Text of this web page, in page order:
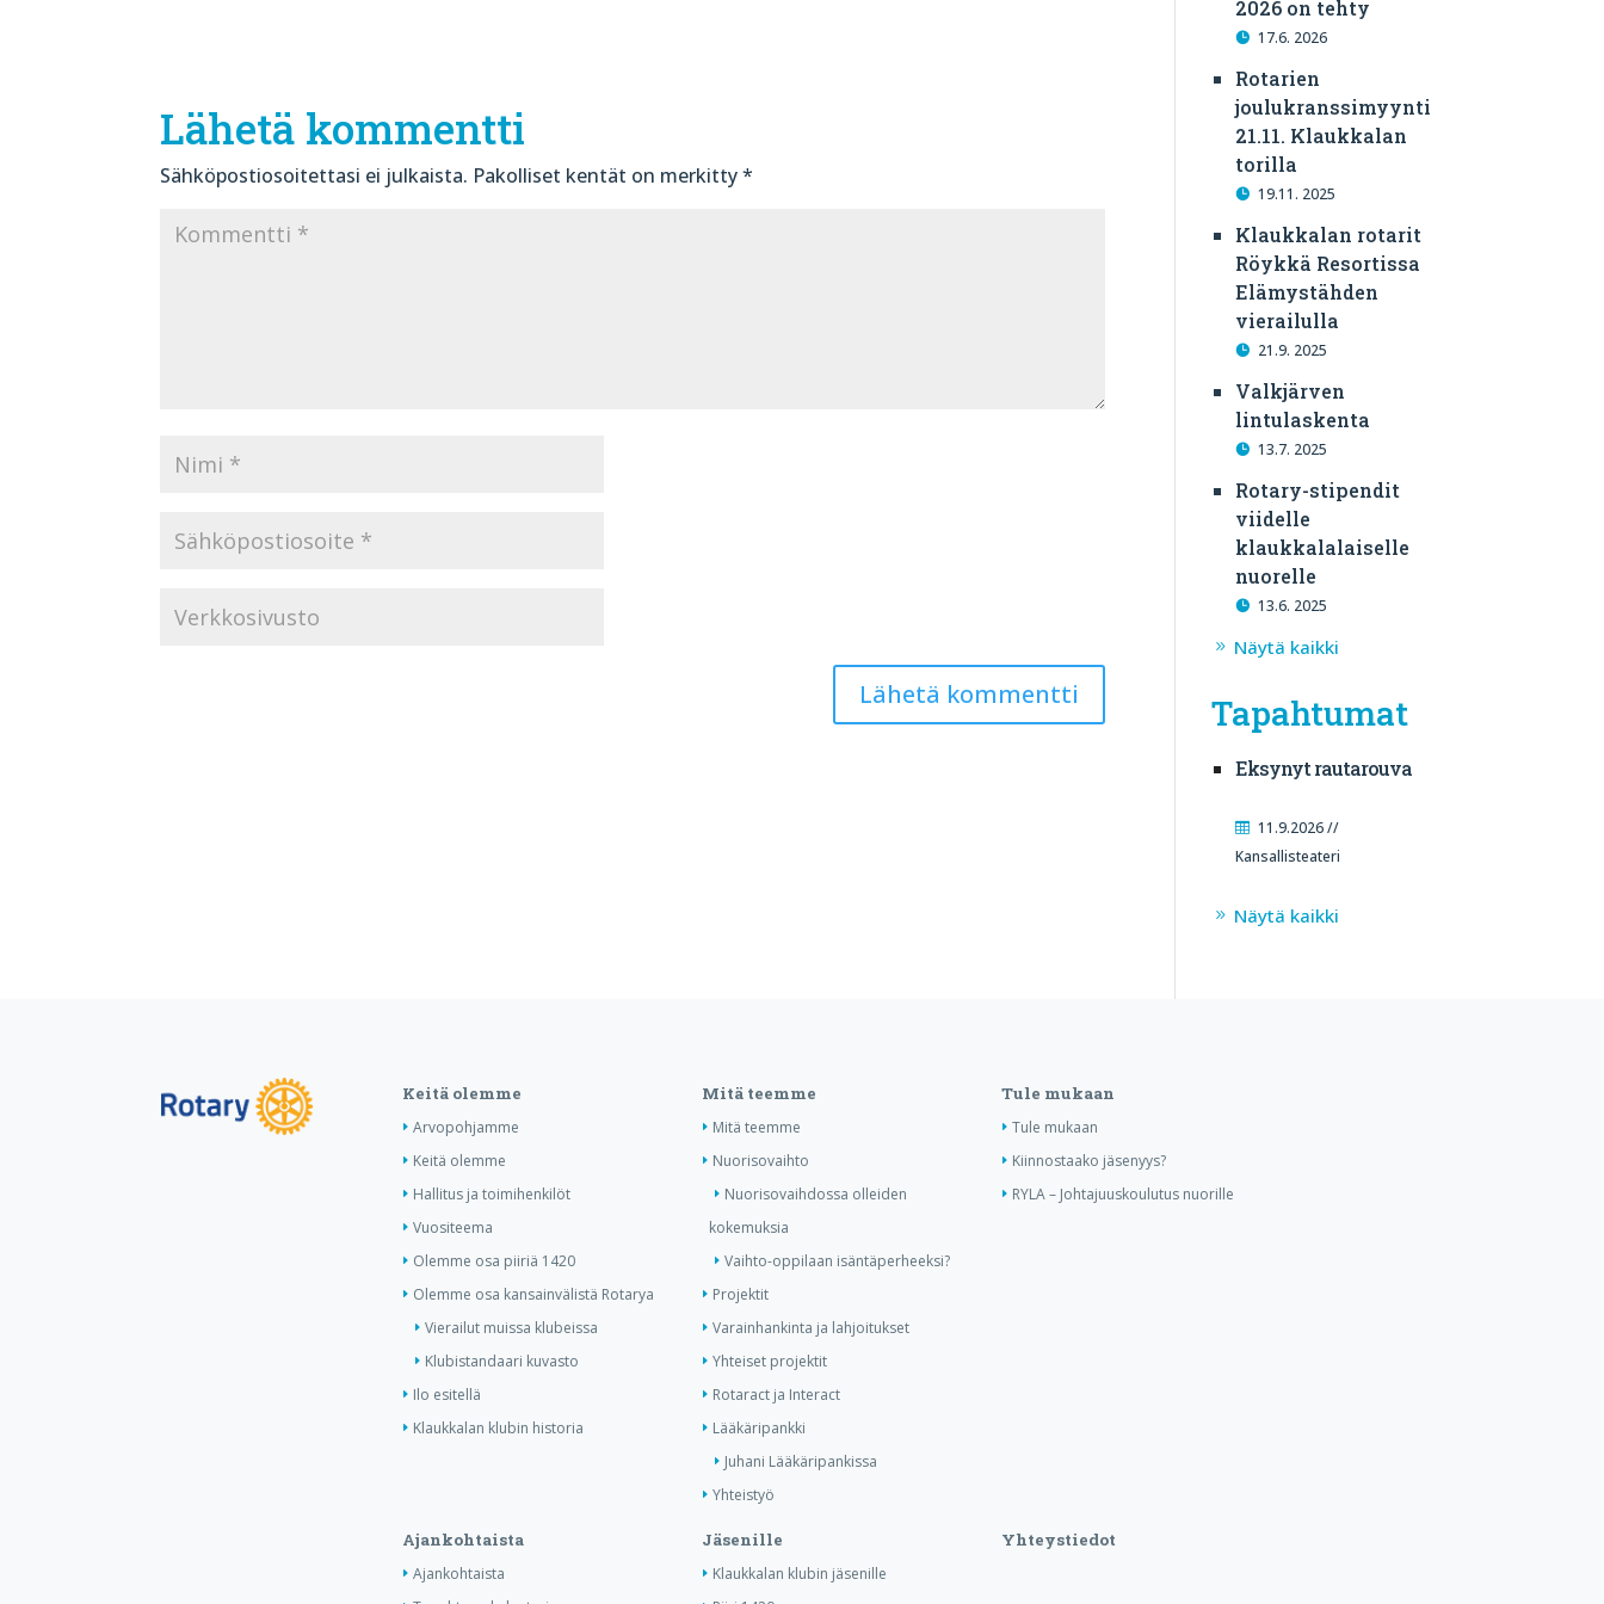
Lähetä kommentti
Sähköpostiosoitettasi ei julkaista. Pakolliset kentät on merkitty*
2026 on tehty
17.6. 2026
Rotarien
joulukranssimyynti
21.11. Klaukkalan
torilla
19.11. 2025
Klaukkalan rotarit
Röykkä Resortissa
Elämystähden
vierailulla
21.9. 2025
Valkjärven
lintulaskenta
13.7. 2025
Rotary-stipendit
viidelle
klaukkalalaiselle
nuorelle
13.6. 2025
Näytä kaikki
Tapahtumat
Eksynyt rautarouva
11.9.2026 //
Kansallisteateri
Näytä kaikki
Keitä olemme
Arvopohjamme
Keitä olemme
Hallitus ja toimihenkilöt
Vuositeema
Olemme osa piiriä 1420
Olemme osa kansainvälistä Rotarya
Vierailut muissa klubeissa
Klubistandaari kuvasto
Ilo esitellä
Klaukkalan klubin historia
Mitä teemme
Mitä teemme
Nuorisovaihto
Nuorisovaihdossa olleiden
kokemuksia
Vaihto-oppilaan isäntäperheeksi?
Projektit
Varainhankinta ja lahjoitukset
Yhteiset projektit
Rotaract ja Interact
Lääkäripankki
Juhani Lääkäripankissa
Yhteistyö
Tule mukaan
Tule mukaan
Kiinnostaako jäsenyys?
RYLA – Johtajuuskoulutus nuorille
Ajankohtaista
Ajankohtaista
Jäsenille
Klaukkalan klubin jäsenille
Yhteystiedot